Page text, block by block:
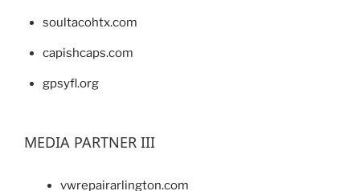
soultacohtx.com
capishcaps.com
gpsyfl.org
MEDIA PARTNER III
vwrepairarlington.com